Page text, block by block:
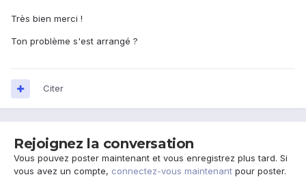
Très bien merci !
Ton problème s'est arrangé ?
Citer
Rejoignez la conversation
Vous pouvez poster maintenant et vous enregistrez plus tard. Si
vous avez un compte, connectez-vous maintenant pour poster.